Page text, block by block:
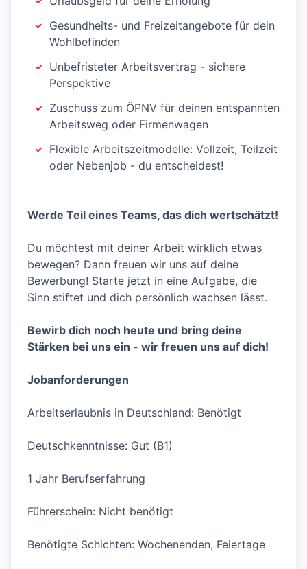
Gesundheits- und Freizeitangebote für dein
Wohlbefinden
Unbefristeter Arbeitsvertrag - sichere
Perspektive
Zuschuss zum ÖPNV für deinen entspannten
Arbeitsweg oder Firmenwagen
Flexible Arbeitszeitmodelle: Vollzeit, Teilzeit
oder Nebenjob - du entscheidest!
Werde Teil eines Teams, das dich wertschätzt!
Du möchtest mit deiner Arbeit wirklich etwas
bewegen? Dann freuen wir uns auf deine
Bewerbung! Starte jetzt in eine Aufgabe, die
Sinn stiftet und dich persönlich wachsen lässt.
Bewirb dich noch heute und bring deine
Stärken bei uns ein - wir freuen uns auf dich!
Jobanforderungen
Arbeitserlaubnis in Deutschland: Benötigt
Deutschkenntnisse: Gut (B1)
1 Jahr Berufserfahrung
Führerschein: Nicht benötigt
Benötigte Schichten: Wochenenden, Feiertage